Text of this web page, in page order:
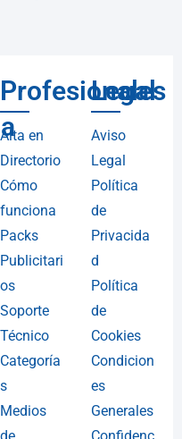
Profesionales
Alta en
Directorio
Cómo
funciona
Packs
Publicitari
os
Soporte
Técnico
Categoría
s
Medios
Legal
Aviso
Legal
Política
de
Privacida
d
Política
de
Cookies
Condicion
es
Generales